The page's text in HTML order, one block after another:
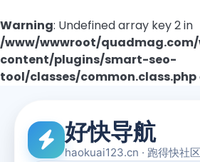
Warning: Undefined array key 2 in
/www/wwwroot/
content/plugins/smart-seo-
tool/classes/common.class.php